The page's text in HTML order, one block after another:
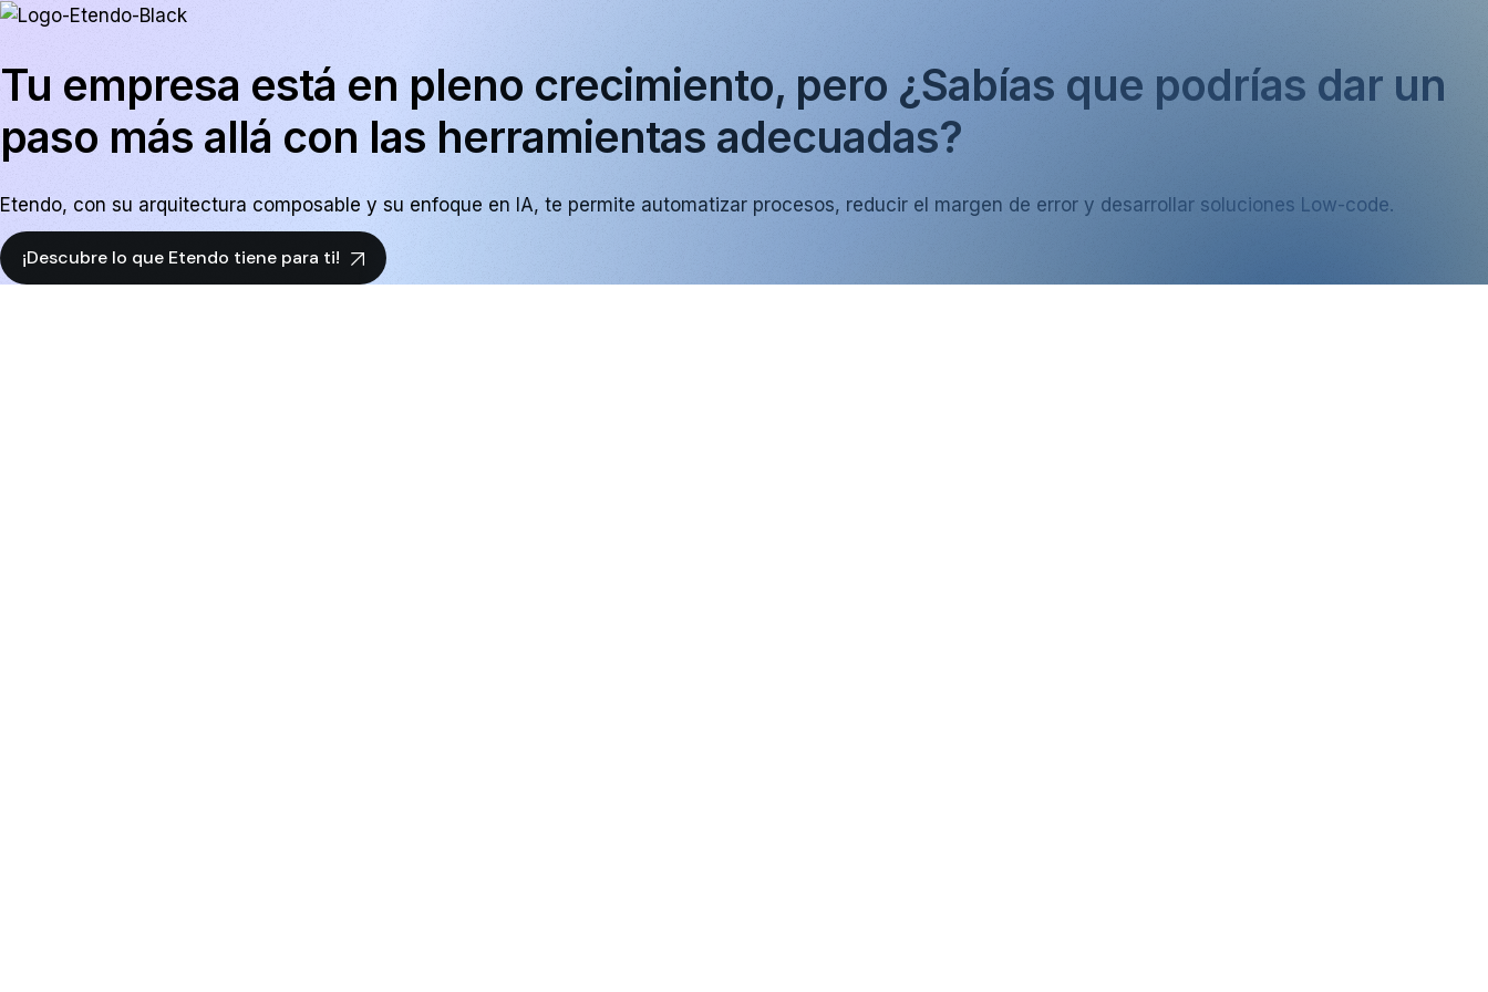
Tu empresa está en pleno crecimiento, pero ¿Sabías que podrías dar un
paso más allá con las herramientas adecuadas?
Etendo, con su arquitectura composable y su enfoque en IA, te permite automatizar procesos, reducir el margen de error y desarrollar soluciones Low-code.
¡Descubre lo que Etendo tiene para ti!